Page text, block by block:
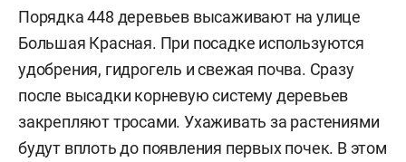
Порядка 448 деревьев высаживают на улице
Большая Красная. При посадке используются
удобрения, гидрогель и свежая почва. Сразу
после высадки корневую систему деревьев
закрепляют тросами. Ухаживать за растениями
будут вплоть до появления первых почек. В этом